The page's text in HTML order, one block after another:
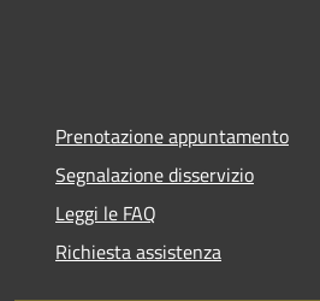
Prenotazione appuntamento
Segnalazione disservizio
Leggi le FAQ
Richiesta assistenza